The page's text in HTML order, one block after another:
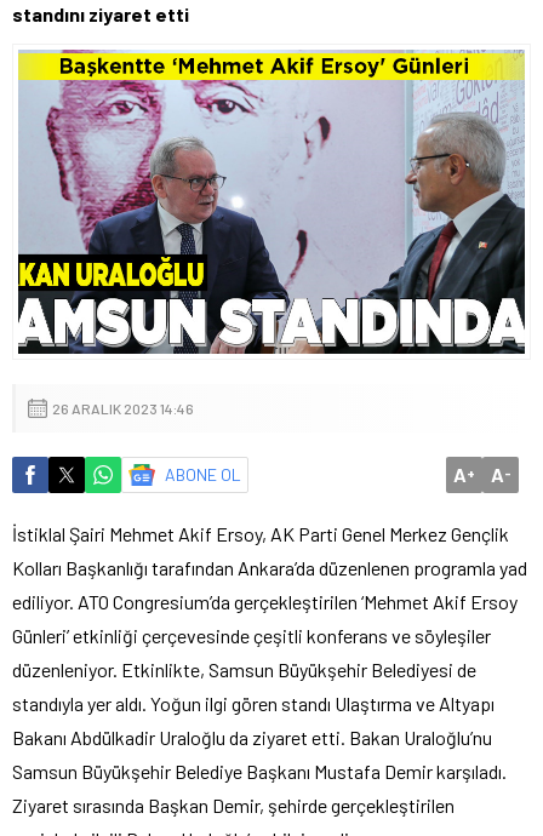
standını ziyaret etti
26 ARALIK 2023 14:46
ABONE OL A+ A-
İstiklal Şairi Mehmet Akif Ersoy, AK Parti Genel Merkez Gençlik
Kolları Başkanlığı tarafından Ankara’da düzenlenen programla yad
ediliyor. ATO Congresium’da gerçekleştirilen ‘Mehmet Akif Ersoy
Günleri’ etkinliği çerçevesinde çeşitli konferans ve söyleşiler
düzenleniyor. Etkinlikte, Samsun Büyükşehir Belediyesi de
standıyla yer aldı. Yoğun ilgi gören standı Ulaştırma ve Altyapı
Bakanı Abdülkadir Uraloğlu da ziyaret etti. Bakan Uraloğlu’nu
Samsun Büyükşehir Belediye Başkanı Mustafa Demir karşıladı.
Ziyaret sırasında Başkan Demir, şehirde gerçekleştirilen